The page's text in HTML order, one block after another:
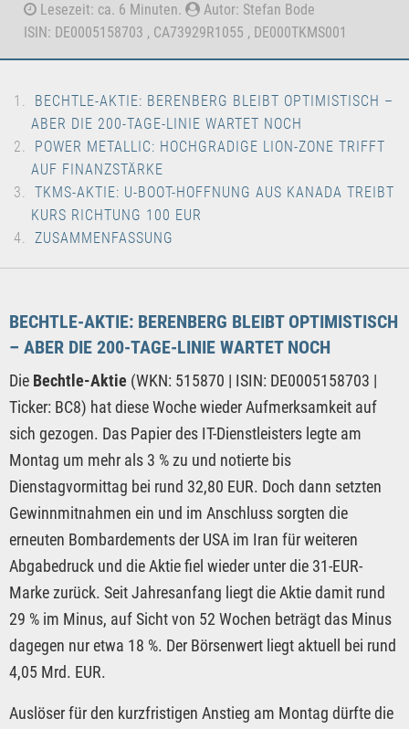
Lesezeit: ca. 6 Minuten.
Autor: Stefan Bode
ISIN: DE0005158703 , CA73929R1055 , DE000TKMS001
BECHTLE-AKTIE: BERENBERG BLEIBT OPTIMISTISCH –
ABER DIE 200-TAGE-LINIE WARTET NOCH
POWER METALLIC: HOCHGRADIGE LION-ZONE TRIFFT
AUF FINANZSTÄRKE
TKMS-AKTIE: U-BOOT-HOFFNUNG AUS KANADA TREIBT
KURS RICHTUNG 100 EUR
ZUSAMMENFASSUNG
BECHTLE-AKTIE: BERENBERG BLEIBT OPTIMISTISCH
– ABER DIE 200-TAGE-LINIE WARTET NOCH
Die Bechtle-Aktie (WKN: 515870 | ISIN: DE0005158703 |
Ticker: BC8) hat diese Woche wieder Aufmerksamkeit auf
sich gezogen. Das Papier des IT-Dienstleisters legte am
Montag um mehr als 3 % zu und notierte bis
Dienstagvormittag bei rund 32,80 EUR. Doch dann setzten
Gewinnmitnahmen ein und im Anschluss sorgten die
erneuten Bombardements der USA im Iran für weiteren
Abgabedruck und die Aktie fiel wieder unter die 31-EUR-
Marke zurück. Seit Jahresanfang liegt die Aktie damit rund
29 % im Minus, auf Sicht von 52 Wochen beträgt das Minus
dagegen nur etwa 18 %. Der Börsenwert liegt aktuell bei rund
4,05 Mrd. EUR.
Auslöser für den kurzfristigen Anstieg am Montag dürfte die